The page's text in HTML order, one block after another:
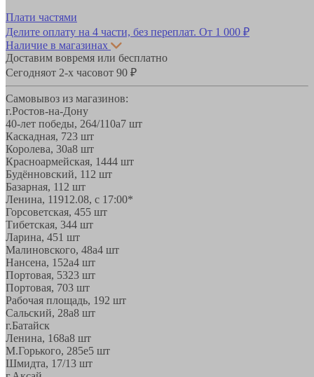
Плати частями
Делите оплату на 4 части, без переплат. От 1 000 ₽
Наличие в магазинах
Доставим вовремя или бесплатно
Сегодняот 2-х часовот 90 ₽
Самовывоз из магазинов:
г.Ростов-на-Дону
40-лет победы, 264/110а7 шт
Каскадная, 723 шт
Королева, 30а8 шт
Красноармейская, 1444 шт
Будённовский, 11 2 шт
Базарная, 11 2 шт
Ленина, 11912.08, с 17:00*
Горсоветская, 455 шт
Тибетская, 344 шт
Ларина, 451 шт
Малиновского, 48а4 шт
Нансена, 152а4 шт
Портовая, 5323 шт
Портовая, 703 шт
Рабочая площадь, 192 шт
Сальский, 28a8 шт
г.Батайск
Ленина, 168а8 шт
М.Горького, 285е5 шт
Шмидта, 17/13 шт